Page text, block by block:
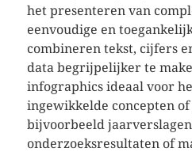
het presenteren van
eenvoudige en
combineren tekst, cijfers
data begrijpelijker te
infographics ideaal voor
ingewikkelde concepten of
bijvoorbeeld
onderzoeksresultaten of